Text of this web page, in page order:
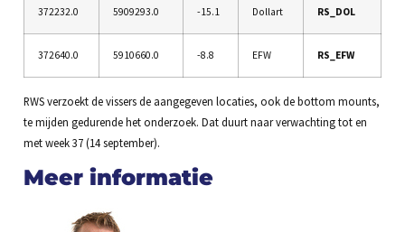
372232.0 5909293.0 -15.1 Dollart RS_DOL
372640.0 5910660.0 -8.8 EFW RS_EFW
RWS verzoekt de vissers de aangegeven locaties, ook de bottom mounts,
te mijden gedurende het onderzoek. Dat duurt naar verwachting tot en
met week 37 (14 september).
Meer informatie